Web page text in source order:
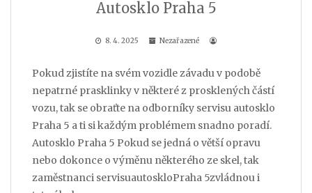
Autosklo Praha 5
8. 4. 2025 Nezařazené
Pokud zjistíte na svém vozidle závadu v podobě
nepatrné prasklinky v některé z prosklených částí
vozu, tak se obraťte na odborníky servisu autosklo
Praha 5 a ti si každým problémem snadno poradí.
Autosklo Praha 5 Pokud se jedná o větší opravu
nebo dokonce o výměnu některého ze skel, tak
zaměstnanci servisuautoskloPraha 5zvládnou i